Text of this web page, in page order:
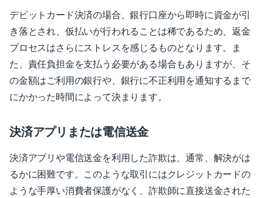
デビットカード決済の場合、銀行口座から即時に資金が引
き落とされ、仮払いが行われることは稀であるため、返金
プロセスはさらにストレスを感じるものとなります。ま
た、責任負担金を支払う必要がある場合もありますが、そ
の金額はご利用の銀行や、銀行に不正利用を通知するまで
にかかった時間によって決まります。
決済アプリまたは電信送金
決済アプリや電信送金を利用した詐欺は、通常、解決がは
るかに困難です。このような取引にはクレジットカードの
ような手厚い消費者保護がなく、詐欺師に直接送金された